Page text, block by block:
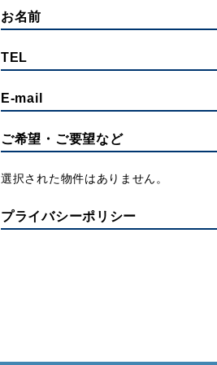
お名前
TEL
E-mail
ご希望・ご要望など
選択された物件はありません。
プライバシーポリシー